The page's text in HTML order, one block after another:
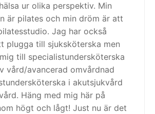
ur olika perspektiv. Min
är pilates och min dröm är att
Jag har också
plugga till sjuksköterska men
till specialistundersköterska
vård/avancerad omvårdnad
i akutsjukvård
Häng med mig här på
högt och lågt! Just nu är det